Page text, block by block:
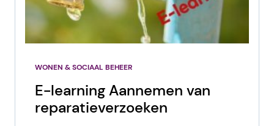
WONEN & SOCIAAL BEHEER
E-learning Aannemen van
reparatieverzoeken